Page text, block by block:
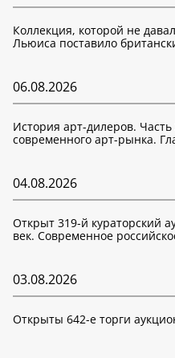
Коллекция, которой не
Льюиса поставило
06.08.2026
История арт-дилеров.
современного арт-рынка.
04.08.2026
Открыт 319-й кураторский
век. Современное
03.08.2026
Открыты 642-е торги